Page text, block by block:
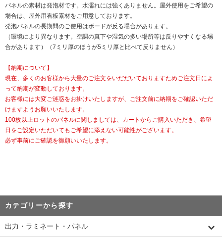
パネルの素材は発泡材です。水濡れには強くありません。屋外使用をご希望の
場合は、屋外用看板素材をご用意しております。
発泡パネルの長期間のご使用はボードが反る場合があります。
（環境により異なります。空調の真下や湿気の多い場所等は反りやすくなる場
合があります）（7ミリ厚のほうが5ミリ厚と比べて反りません）
【納期について】
現在、多くのお客様から大量のご注文をいだだいておりますためご注文日によ
って納期が変動しております。
お客様には大変ご迷惑をお掛けいたしますが、ご注文前に納期をご確認いただ
けますようお願いいたします。
100枚以上ロットのパネルに関しましては、カートからご購入いただき、希望
日をご設定いただいてもご希望に添えない可能性がございます。
必ず事前にご確認を御願いいたします。
カテゴリーから探す
出力・ラミネート・パネル